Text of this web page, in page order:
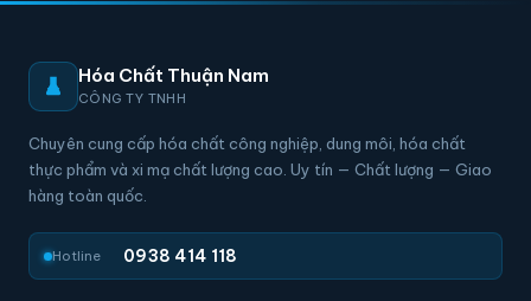
Hóa Chất Thuận Nam
CÔNG TY TNHH
Chuyên cung cấp hóa chất công nghiệp, dung môi, hóa chất
thực phẩm và xi mạ chất lượng cao. Uy tín — Chất lượng — Giao
hàng toàn quốc.
Hotline 0938 414 118